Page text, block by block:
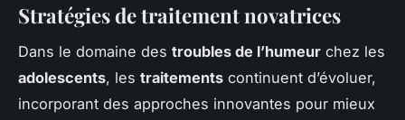
Stratégies de traitement novatrices
Dans le domaine des troubles de l’humeur chez les
adolescents, les traitements continuent d’évoluer,
incorporant des approches innovantes pour mieux